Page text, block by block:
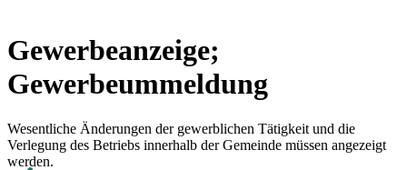
Gewerbeanzeige;
Gewerbeummeldung
Wesentliche Änderungen der gewerblichen Tätigkeit und die
Verlegung des Betriebs innerhalb der Gemeinde müssen angezeigt
werden.